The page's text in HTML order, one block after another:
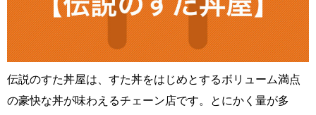
伝説のすた丼屋は、すた丼をはじめとするボリューム満点
の豪快な丼が味わえるチェーン店です。とにかく量が多